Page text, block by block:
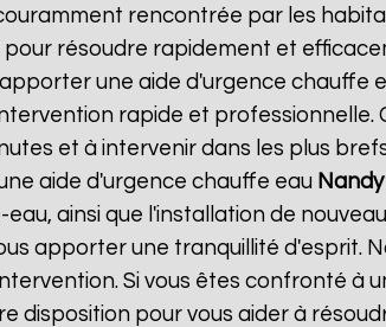
rencontrée par les
résoudre rapidement et
une aide d'urgence chauffe
rapide et professionnelle.
et à intervenir dans les plus
aide d'urgence chauffe eau Nandy
ainsi que l'installation de
apporter une tranquillité d'esprit.
Si vous êtes confronté à
disposition pour vous aider à